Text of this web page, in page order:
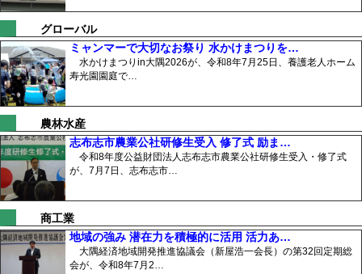
グローバル
ミャンマーで大切なお祭り 水かけまつりを…
水かけまつりin大隅2026が、令和8年7月25日、養護老人ホーム
寿光園園庭で…
農林水産
志布志市農業公社研修生受入 修了式 励ま…
令和8年度公益財団法人志布志市農業公社研修生受入・修了式
が、7月7日、志布志市…
商工業
地域の強み 潜在力を積極的に活用 活力あ…
大隅経済地域開発推進協議会（新屋浩一会長）の第32回定期総
会が、令和8年7月2…